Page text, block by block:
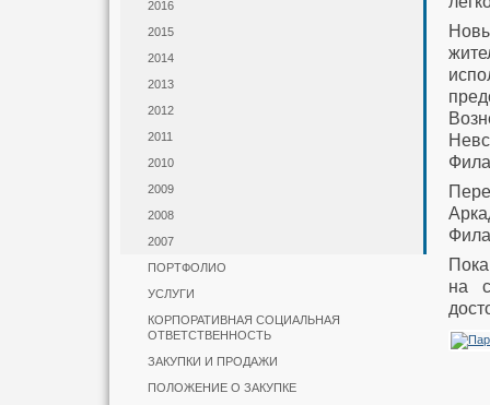
2016
2015
2014
2013
2012
2011
2010
2009
2008
2007
ПОРТФОЛИО
УСЛУГИ
КОРПОРАТИВНАЯ СОЦИАЛЬНАЯ
ОТВЕТСТВЕННОСТЬ
ЗАКУПКИ И ПРОДАЖИ
ПОЛОЖЕНИЕ О ЗАКУПКЕ
на